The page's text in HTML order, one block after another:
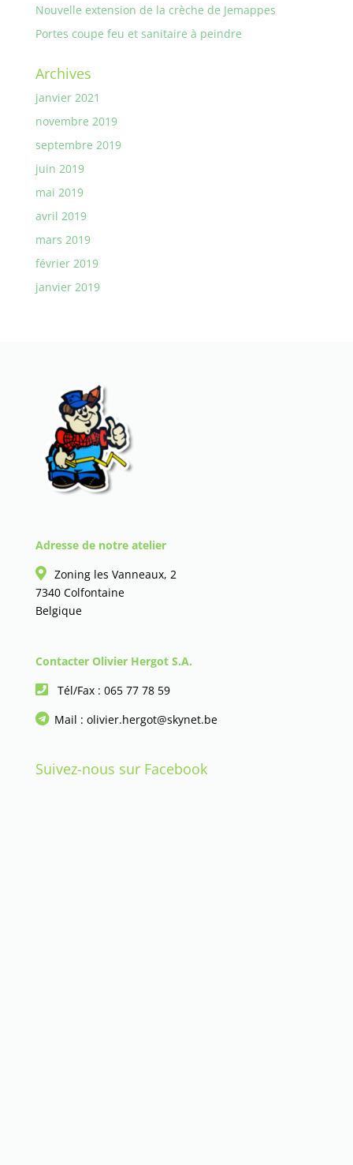
Nouvelle extension de la crèche de Jemappes
Portes coupe feu et sanitaire à peindre
Archives
janvier 2021
novembre 2019
septembre 2019
juin 2019
mai 2019
avril 2019
mars 2019
février 2019
janvier 2019
Adresse de notre atelier
Zoning les Vanneaux, 2
7340 Colfontaine
Belgique
Contacter Olivier Hergot S.A.
Tél/Fax : 065 77 78 59
Mail : olivier.hergot@skynet.be
Suivez-nous sur Facebook